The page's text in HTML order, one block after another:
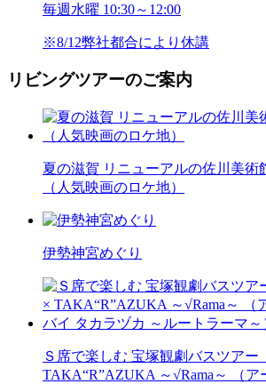
毎週水曜 10:30～12:00
※8/12弊社都合により休講
リビングツアーのご案内
夏の滋賀 リニューアルの佐川美術
（人気映画のロケ地）
伊勢神宮めぐり
Ｓ席で楽しむ 宝塚観劇バスツア
TAKA“R”AZUKA ～√Rama～ （ア